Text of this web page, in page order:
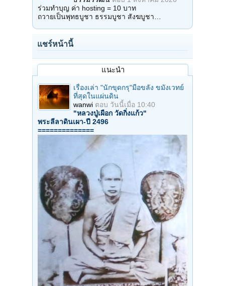
ร่วมทำบุญ ค่า hosting = 10 บาท
ถวายเป็นพุทธบูชา ธรรมบูชา สังฆบูชา…
แชร์หน้านี้
แนะนำ
เรื่องเล่า "นักขุดกรุ"มือขลัง ขมังเวทย์
ที่สุดในแผ่นดิน
wanwi ตอบ วันนี้เมื่อ 10:40
"หลวงปู่เผือก วัดกิ่งแก้ว"
พระลีลาดินเผา-ปี 2496
==============